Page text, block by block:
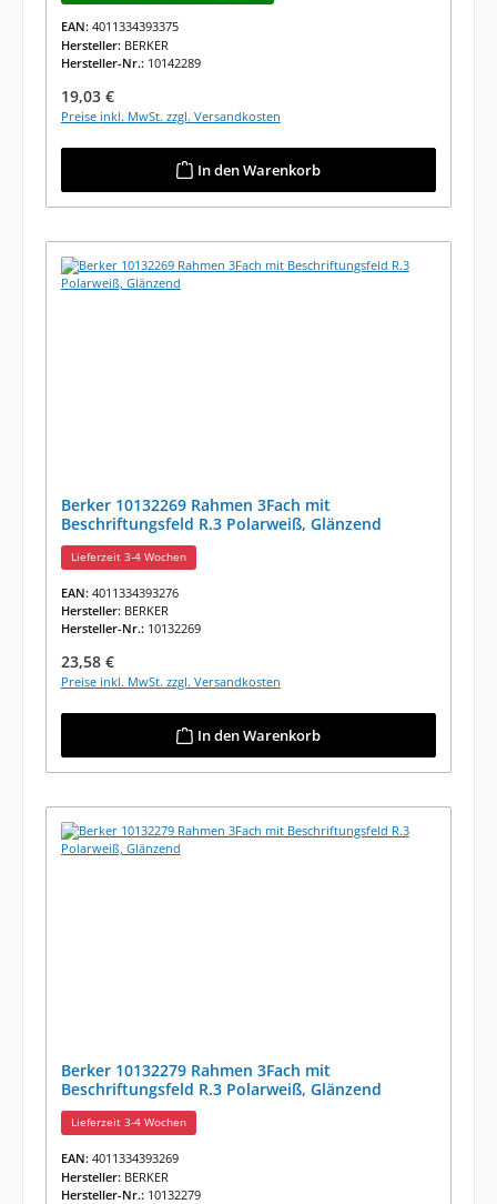
EAN: 4011334393375
Hersteller: BERKER
Hersteller-Nr.: 10142289
Regulärer Preis:
19,03 €
Preise inkl. MwSt. zzgl. Versandkosten
In den Warenkorb
Berker 10132269 Rahmen 3Fach mit
Beschriftungsfeld R.3 Polarweiß, Glänzend
Lieferzeit 3-4 Wochen
EAN: 4011334393276
Hersteller: BERKER
Hersteller-Nr.: 10132269
Regulärer Preis:
23,58 €
Preise inkl. MwSt. zzgl. Versandkosten
In den Warenkorb
Berker 10132279 Rahmen 3Fach mit
Beschriftungsfeld R.3 Polarweiß, Glänzend
Lieferzeit 3-4 Wochen
EAN: 4011334393269
Hersteller: BERKER
Hersteller-Nr.: 10132279